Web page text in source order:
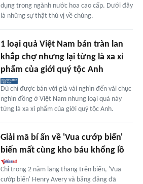
dụng trong ngành nước hoa cao cấp. Dưới đây
là những sự thật thú vị về chúng.
1 loại quả Việt Nam bán tràn lan
khắp chợ nhưng lại từng là xa xỉ
phẩm của giới quý tộc Anh
Dù chỉ được bán với giá vài nghìn đến vài chục
nghìn đồng ở Việt Nam nhưng loại quả này
từng là xa xỉ phẩm của giới quý tộc Anh.
Giải mã bí ẩn về 'Vua cướp biển'
biến mất cùng kho báu khổng lồ
Chỉ trong 2 năm lang thang trên biển, 'Vua
cướp biển' Henry Avery và băng đảng đã